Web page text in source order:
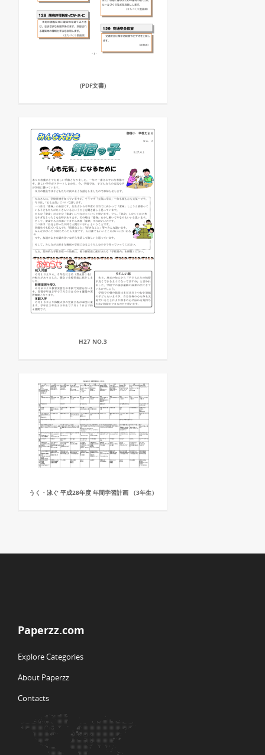
(PDF文書)
H27 NO.3
うく・泳ぐ 平成28年度 年間学習計画 （3年生）
Paperzz.com
Explore Categories
About Paperzz
Contacts